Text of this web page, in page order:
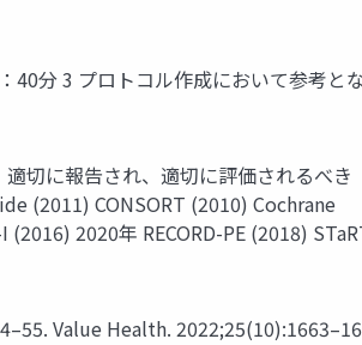
40分 3 プロトコル作成において参考と
切に報告され、適切に評価されるべき
(2011) CONSORT (2010) Cochrane
2020年 RECORD-PE (2018)
Value Health.